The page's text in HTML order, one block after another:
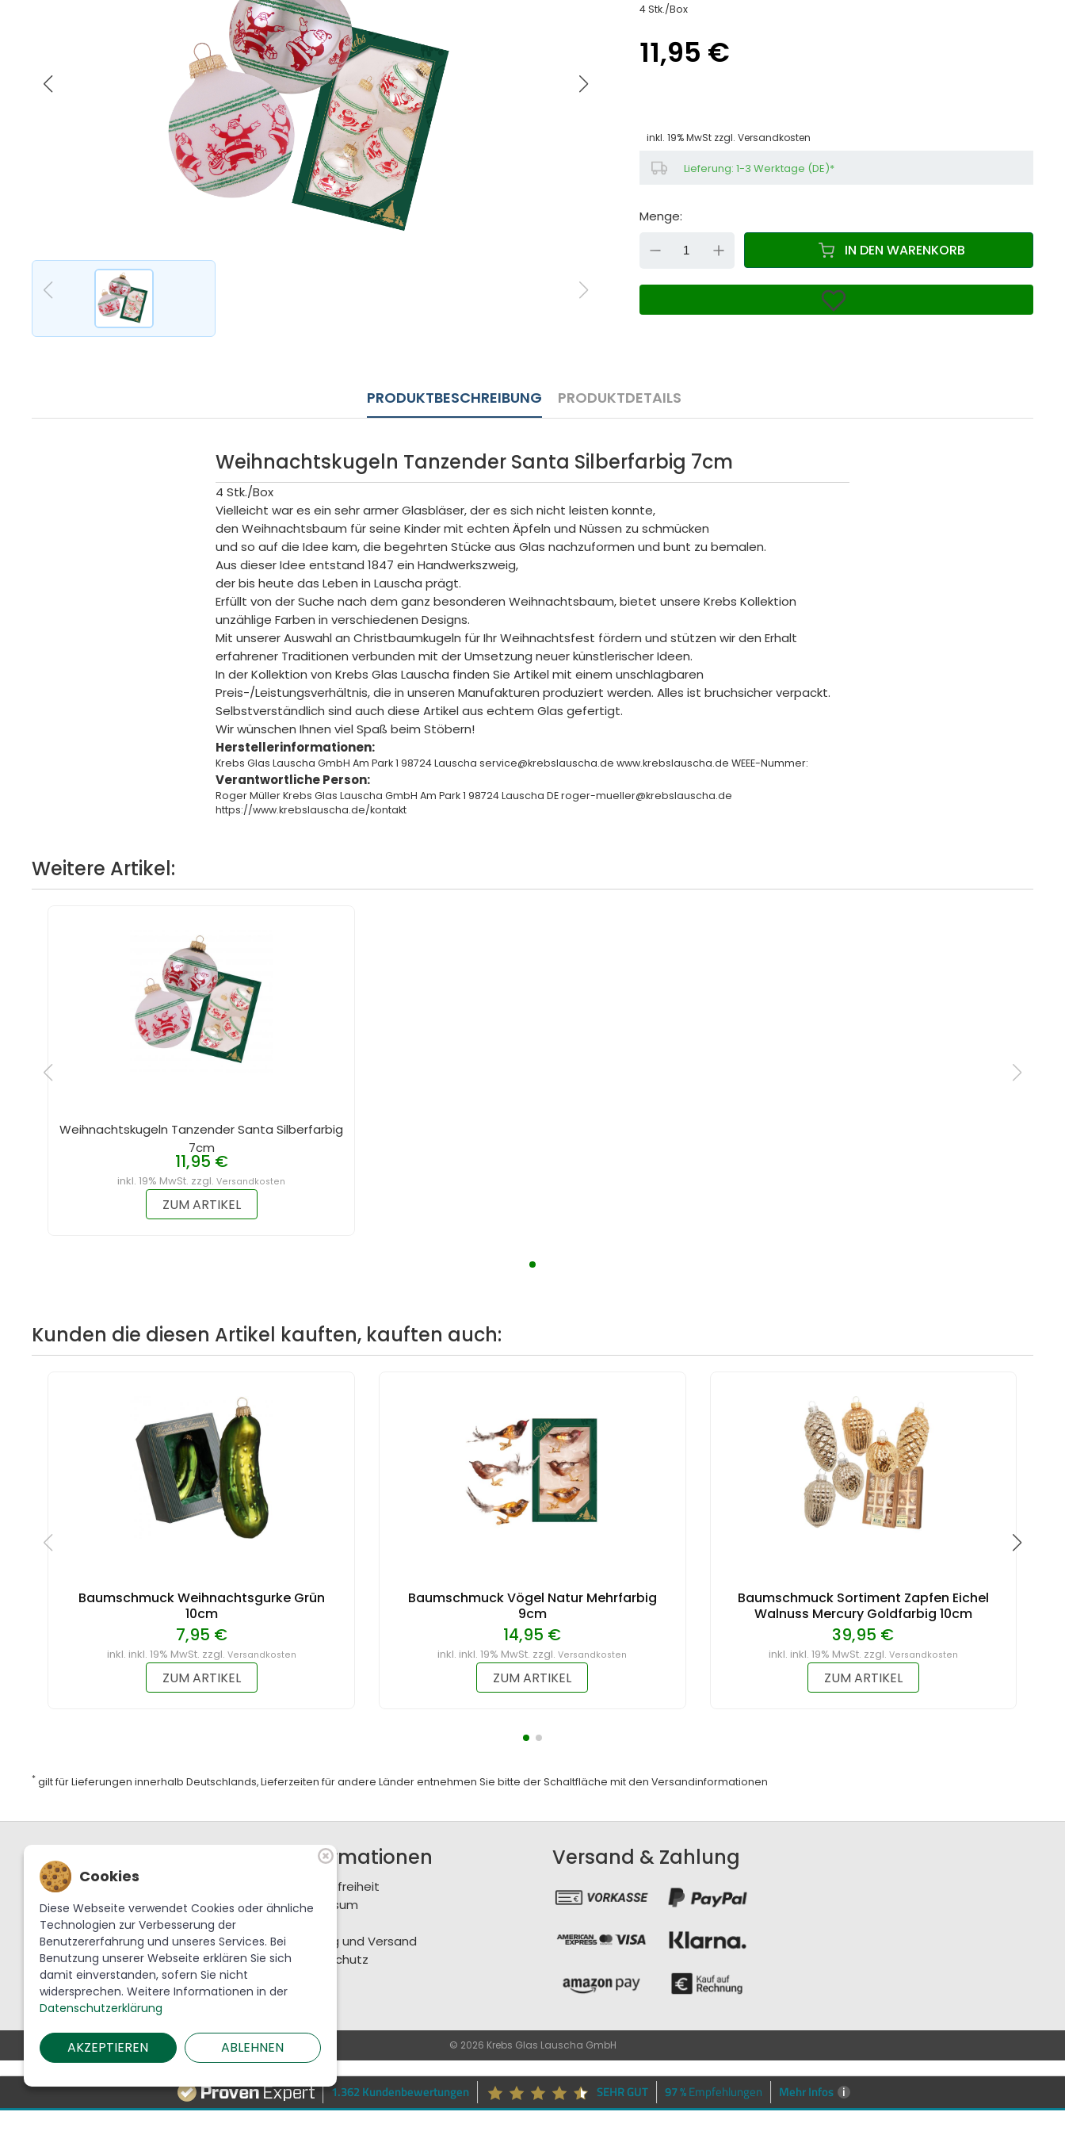
4 Stk./Box
11,95 €
inkl. 19% MwSt zzgl. Versandkosten
Lieferung: 1-3 Werktage (DE)*
Menge:
DOWN IN DEN WARENKORB
PRODUKTBESCHREIBUNG PRODUKTDETAILS
Weihnachtskugeln Tanzender Santa Silberfarbig 7cm
4 Stk./Box
Vielleicht war es ein sehr armer Glasbläser, der es sich nicht leisten konnte,
den Weihnachtsbaum für seine Kinder mit echten Äpfeln und Nüssen zu schmücken
und so auf die Idee kam, die begehrten Stücke aus Glas nachzuformen und bunt zu bemalen.
Aus dieser Idee entstand 1847 ein Handwerkszweig,
der bis heute das Leben in Lauscha prägt.
Erfüllt von der Suche nach dem ganz besonderen Weihnachtsbaum, bietet unsere Krebs Kollektion
unzählige Farben in verschiedenen Designs.
Mit unserer Auswahl an Christbaumkugeln für Ihr Weihnachtsfest fördern und stützen wir den Erhalt
erfahrener Traditionen verbunden mit der Umsetzung neuer künstlerischer Ideen.
In der Kollektion von Krebs Glas Lauscha finden Sie Artikel mit einem unschlagbaren
Preis-/Leistungsverhältnis, die in unseren Manufakturen produziert werden. Alles ist bruchsicher verpackt.
Selbstverständlich sind auch diese Artikel aus echtem Glas gefertigt.
Wir wünschen Ihnen viel Spaß beim Stöbern!
Herstellerinformationen:
Krebs Glas Lauscha GmbH Am Park 1 98724 Lauscha service@krebslauscha.de www.krebslauscha.de WEEE-Nummer:
Verantwortliche Person:
Roger Müller Krebs Glas Lauscha GmbH Am Park 1 98724 Lauscha DE roger-mueller@krebslauscha.de
https://www.krebslauscha.de/kontakt
Weitere Artikel:
Weihnachtskugeln Tanzender Santa Silberfarbig
7cm
11,95 €
inkl. 19% MwSt. zzgl.Versandkosten
ZUM ARTIKEL
Kunden die diesen Artikel kauften, kauften auch:
Baumschmuck Weihnachtsgurke Grün
10cm
7,95 €
inkl. inkl. 19% MwSt. zzgl. Versandkosten
ZUM ARTIKEL
Baumschmuck Vögel Natur Mehrfarbig
9cm
14,95 €
inkl. inkl. 19% MwSt. zzgl.Versandkosten
ZUM ARTIKEL
Baumschmuck Sortiment Zapfen Eichel
Walnuss Mercury Goldfarbig 10cm
39,95 €
inkl. inkl. 19% MwSt. zzgl. Versandkosten
ZUM ARTIKEL
* gilt für Lieferungen innerhalb Deutschlands, Lieferzeiten für andere Länder entnehmen Sie bitte der Schaltfläche mit denVersandinformationen
Support / Hotline
+49 36702 288-0
service@krebslauscha.de
Krebs Glas Lauscha GmbH
Am Park 1
98724 Lauscha
Informationen
Barrierefreiheit
Impressum
Zahlung und Versand
Datenschutz
Versand & Zahlung
© 2026 Krebs Glas Lauscha GmbH
1.362 Kundenbewertungen SEHR GUT 97 %Empfehlungen Mehr Infos i
Cookies
Diese Webseite verwendet Cookies oder ähnliche
Technologien zur Verbesserung der
Benutzererfahrung und unseres Services. Bei
Benutzung unserer Webseite erklären Sie sich
damit einverstanden, sofern Sie nicht
widersprechen. Weitere Informationen in der
Datenschutzerklärung
AKZEPTIEREN ABLEHNEN